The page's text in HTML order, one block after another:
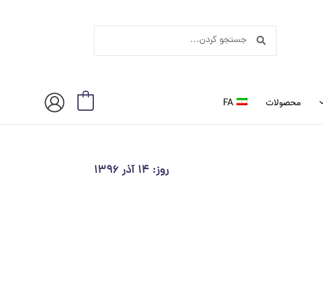
جستجو
کردنکردن
محصولات FA
روز: ۱۴ آذر ۱۳۹۶